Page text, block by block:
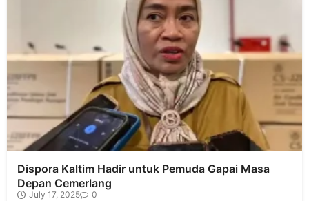
Dispora Kaltim Hadir untuk Pemuda Gapai Masa
Depan Cemerlang
July 17, 2025 0